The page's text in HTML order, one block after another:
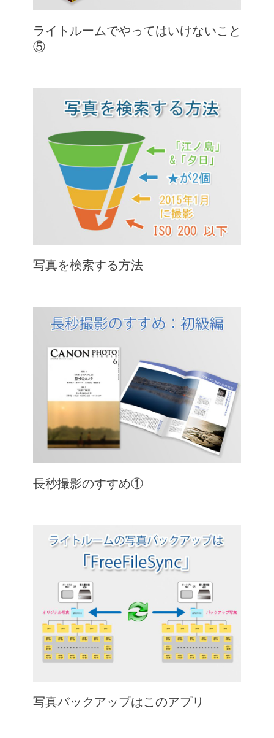
ライトルームでやってはいけないこと
⑤
写真を検索する方法
長秒撮影のすすめ①
写真バックアップはこのアプリ